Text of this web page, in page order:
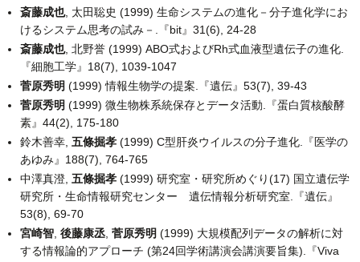
斎藤成也, 太田聡史 (1999) 生命システムの進化－分子進化学にお
けるシステム思考の試み－.『bit』31(6), 24-28
斎藤成也, 北野誉 (1999) ABO式およびRh式血液型遺伝子の進化.
『細胞工学』18(7), 1039-1047
菅原秀明 (1999) 情報生物学の提案.『遺伝』53(7), 39-43
菅原秀明 (1999) 微生物株系統保存とデータ活動.『蛋白質核酸酵
素』44(2), 175-180
鈴木善幸, 五條掘孝 (1999) C型肝炎ウイルスの分子進化.『医学の
あゆみ』188(7), 764-765
中澤真澄, 五條掘孝 (1999) 研究室・研究所めぐり(17) 国立遺伝学
研究所・生命情報研究センター 遺伝情報分析研究室.『遺伝』
53(8), 69-70
宮崎智 後藤康丞 菅原秀明 (1999) 大規模配列データの解析に対
する情報論的アプローチ (第24回学術講演会講演要旨集).『Viva